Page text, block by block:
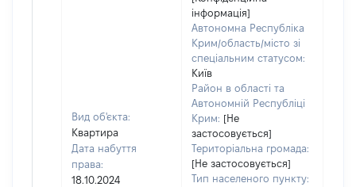
Вид об'єкта:
Квартира
Дата набуття
права:
18.10.2024
інформація]
Автономна Республіка
Крим/область/місто зі
спеціальним статусом:
Київ
Район в області та
Автономній Республіці
Крим: [Не
застосовується]
Територіальна громада:
[Не застосовується]
Тип населеного пункту: